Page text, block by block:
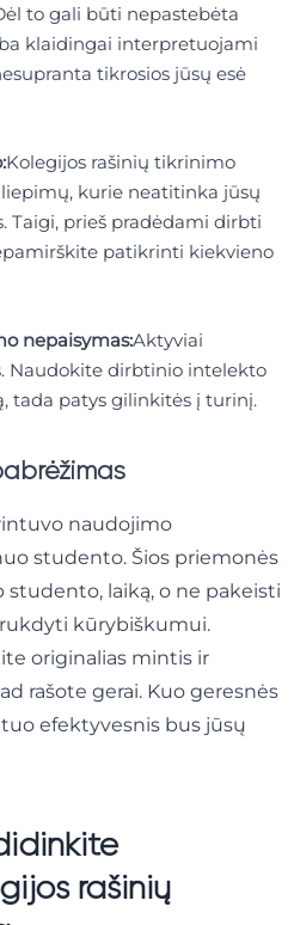
to gali būti nepastebėta
klaidingai interpretuojami
tikrosios jūsų esė
Kolegijos rašinių tikrinimo
kurie neatitinka jūsų
Taigi, prieš pradėdami dirbti
patikrinti kiekvieno
nepaisymas:Aktyviai
Naudokite dirbtinio intelekto
tada patys gilinkitės į turinį.
naudojimo
studento. Šios priemonės
laiką, o ne pakeisti
kūrybiškumui.
originalias mintis ir
rašote gerai. Kuo geresnės
efektyvesnis bus jūsų
rašinių